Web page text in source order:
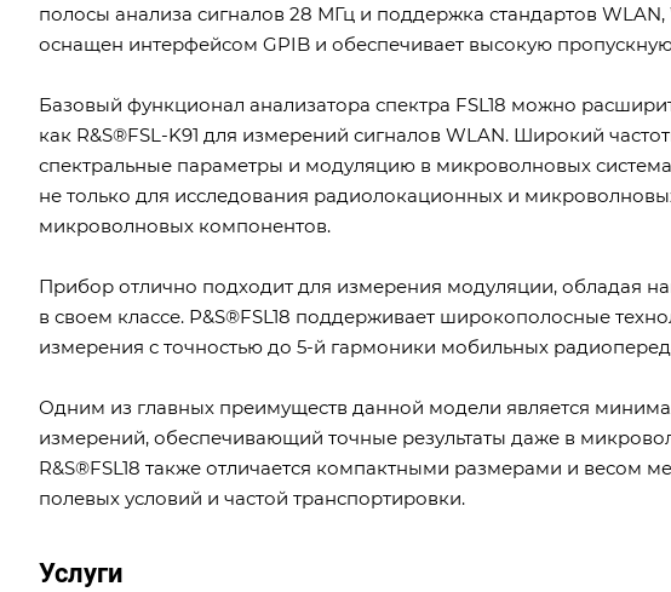
полосы анализа сигналов 28 МГц и поддержка стандартов
оснащен интерфейсом GPIB и обеспечивает высокую
Базовый функционал анализатора спектра FSL18 можно
как R&S®FSL-K91 для измерений сигналов WLAN. Широкий
спектральные параметры и модуляцию в микроволновых
не только для исследования радиолокационных и
микроволновых компонентов.
Прибор отлично подходит для измерения модуляции, обладая
в своем классе. Р&S®FSL18 поддерживает широкополосные
измерения с точностью до 5-й гармоники мобильных
Одним из главных преимуществ данной модели является
измерений, обеспечивающий точные результаты даже в
R&S®FSL18 также отличается компактными размерами и весом
полевых условий и частой транспортировки.
Услуги